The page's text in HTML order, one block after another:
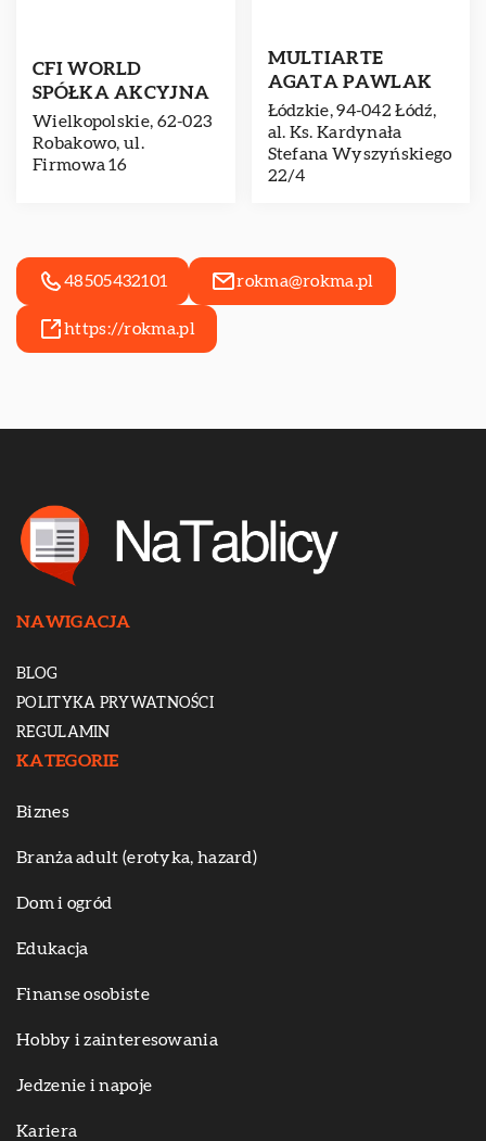
CFI WORLD
SPÓŁKA AKCYJNA
Wielkopolskie, 62-023
Robakowo, ul.
Firmowa 16
MULTIARTE
AGATA PAWLAK
Łódzkie, 94-042 Łódź,
al. Ks. Kardynała
Stefana Wyszyńskiego
22/4
48505432101 rokma@rokma.pl
https://rokma.pl
NAWIGACJA
BLOG
POLITYKA PRYWATNOŚCI
REGULAMIN
KATEGORIE
Biznes
Branża adult (erotyka, hazard)
Dom i ogród
Edukacja
Finanse osobiste
Hobby i zainteresowania
Jedzenie i napoje
Kariera